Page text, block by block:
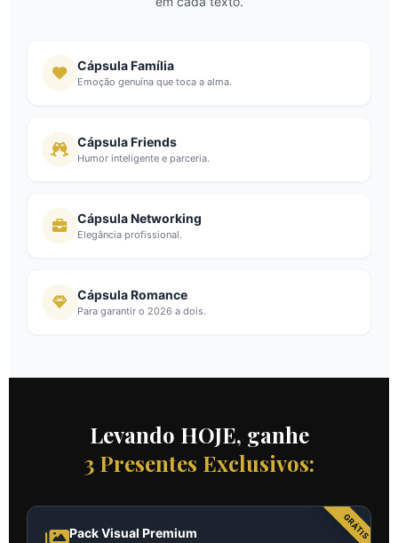
Cápsula Família
Emoção genuína que toca a alma.
Cápsula Friends
Humor inteligente e parceria.
Cápsula Networking
Elegância profissional.
Cápsula Romance
Para garantir o 2026 a dois.
Levando HOJE, ganhe
3 Presentes Exclusivos:
GRÁTIS
Pack Visual Premium